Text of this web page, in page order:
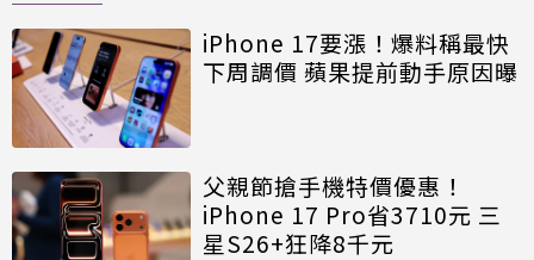
iPhone 17要漲！爆料稱最快
下周調價 蘋果提前動手原因曝
父親節搶手機特價優惠！
iPhone 17 Pro省3710元 三
星S26+狂降8千元